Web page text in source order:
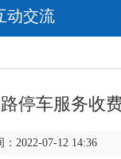
动交流
停车服务收
07-12 14:36